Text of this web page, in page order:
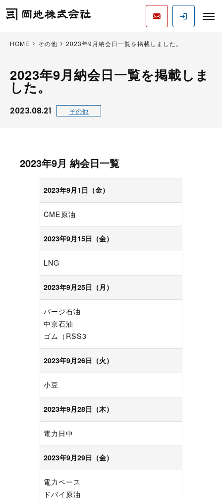
HOME その他 2023年9月納会日一覧を掲載しました。
2023年9月納会日一覧を掲載しま
した。
2023.08.21 その他
2023年9月 納会日一覧
2023年9月1日（金）
CME原油
2023年9月15日（金）
LNG
2023年9月25日（月）
バージ石油
中京石油
ゴム（RSS3
2023年9月26日（火）
小豆
2023年9月28日（木）
電力日中
2023年9月29日（金）
電力ベース
ドバイ原油